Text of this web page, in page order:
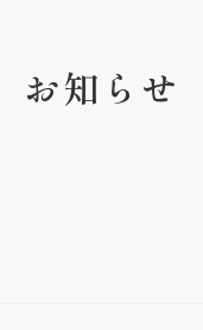
お知らせ